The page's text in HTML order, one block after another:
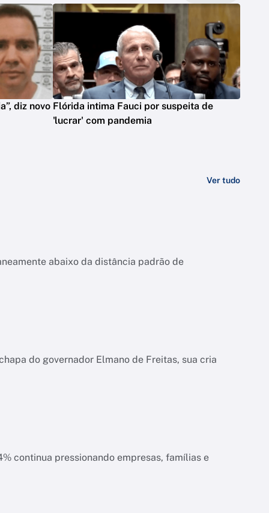
diz novo Flórida intima Fauci por suspeita de
'lucrar' com pandemia
Ver tudo
abaixo da distância padrão de
do governador Elmano de Freitas, sua cria
e